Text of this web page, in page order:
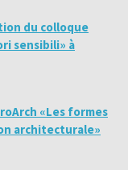
du colloque
sensibili» à
«Les formes
architecturale»